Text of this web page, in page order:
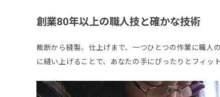
創業80年以上の職人技と確かな技術
裁断から縫製、仕上げまで、一つひとつの作業に職人
に縫い上げることで、あなたの手にぴったりとフィッ